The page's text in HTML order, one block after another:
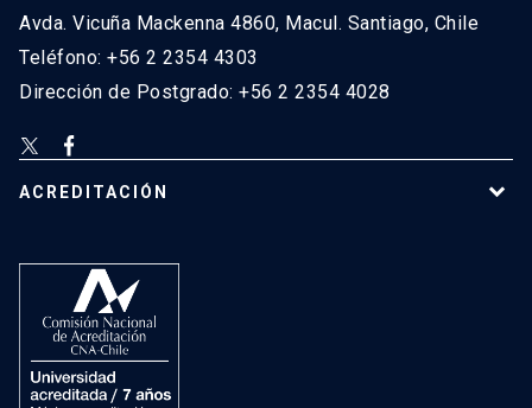
Avda. Vicuña Mackenna 4860, Macul. Santiago, Chile
Teléfono: +56 2 2354 4303
Dirección de Postgrado: +56 2 2354 4028
ACREDITACIÓN